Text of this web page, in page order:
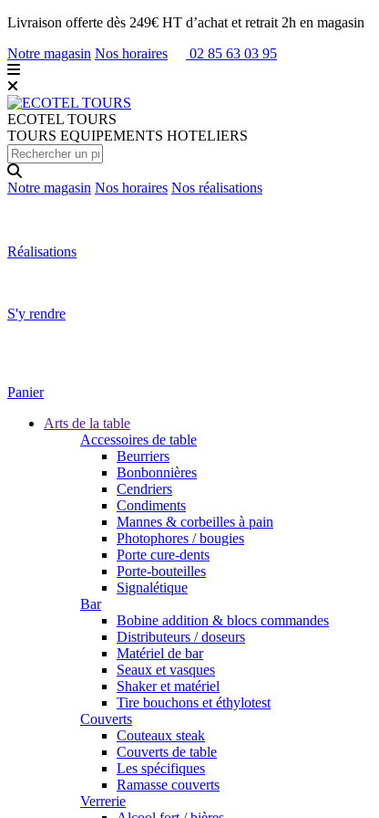
Livraison offerte dès 249€ HT d’achat et retrait 2h en magasin
Notre magasin Nos horaires 02 85 63 03 95
ECOTEL TOURS
TOURS EQUIPEMENTS HOTELIERS
Notre magasin Nos horaires Nos réalisations
Réalisations
S'y rendre
Panier
Arts de la table
Accessoires de table
Beurriers
Bonbonnières
Cendriers
Condiments
Mannes & corbeilles à pain
Photophores / bougies
Porte cure-dents
Porte-bouteilles
Signalétique
Bar
Bobine addition & blocs commandes
Distributeurs / doseurs
Matériel de bar
Seaux et vasques
Shaker et matériel
Tire bouchons et éthylotest
Couverts
Couteaux steak
Couverts de table
Les spécifiques
Ramasse couverts
Verrerie